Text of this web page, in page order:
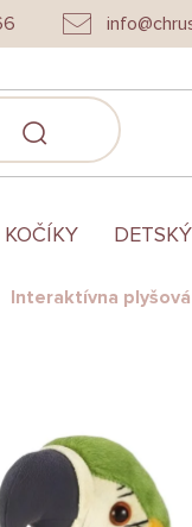
HĽADAŤ
KOČÍKY
Interaktívna